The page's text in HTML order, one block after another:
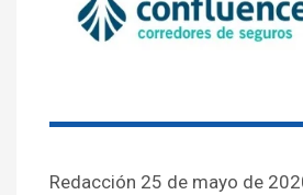
Redacción 25 de mayo de